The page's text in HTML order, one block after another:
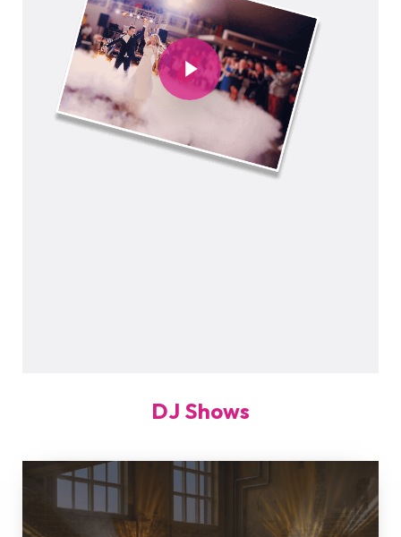
Play Video
DJ Shows
ELEGANCE